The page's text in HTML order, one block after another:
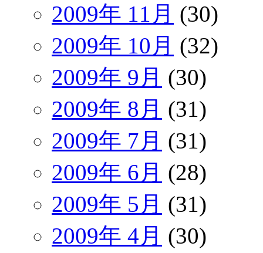
2009年 11月 (30)
2009年 10月 (32)
2009年 9月 (30)
2009年 8月 (31)
2009年 7月 (31)
2009年 6月 (28)
2009年 5月 (31)
2009年 4月 (30)